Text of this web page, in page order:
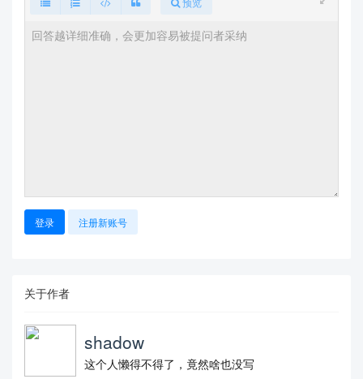
登录 注册新账号
关于作者
shadow
这个人懒得不得了，竟然啥也没写